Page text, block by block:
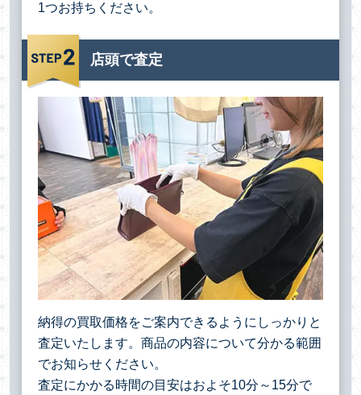
1つお持ちください。
店頭で査定
納得の買取価格をご案内できるようにしっかりと
査定いたします。商品の内容について分かる範囲
でお知らせください。
査定にかかる時間の目安はおよそ10分～15分で